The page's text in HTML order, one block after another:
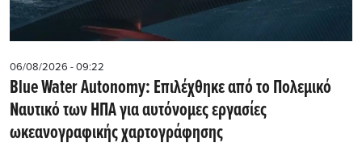
06/08/2026 - 09:22
Blue Water Autonomy: Επιλέχθηκε από το Πολεμικό
Ναυτικό των ΗΠΑ για αυτόνομες εργασίες
ωκεανογραφικής χαρτογράφησης